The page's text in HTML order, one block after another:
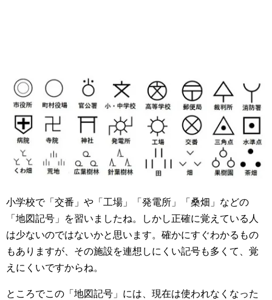
小学校で「交番」や「工場」「発電所」「桑畑」などの
「地図記号」を習いましたね。しかし正確に覚えている人
は少ないのではないかと思います。確かにすぐわかるもの
もありますが、その施設を連想しにくい記号も多くて、覚
えにくいですからね。
ところでこの「地図記号」には、現在は使われなくなった